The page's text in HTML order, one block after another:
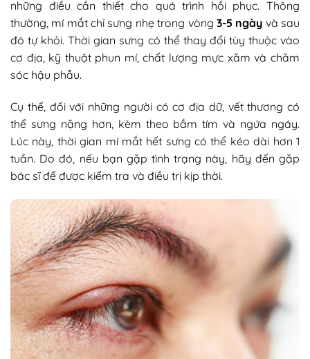
những điều cần thiết cho quá trình hồi phục. Thông
thường, mí mắt chỉ sưng nhẹ trong vòng 3-5 ngày và sau
đó tự khỏi. Thời gian sưng có thể thay đổi tùy thuộc vào
cơ địa, kỹ thuật phun mí, chất lượng mực xăm và chăm
sóc hậu phẫu.
Cụ thể, đối với những người có cơ địa dữ, vết thương có
thể sưng nặng hơn, kèm theo bầm tím và ngứa ngáy.
Lúc này, thời gian mí mắt hết sưng có thể kéo dài hơn 1
tuần. Do đó, nếu bạn gặp tình trạng này, hãy đến gặp
bác sĩ để được kiểm tra và điều trị kịp thời.